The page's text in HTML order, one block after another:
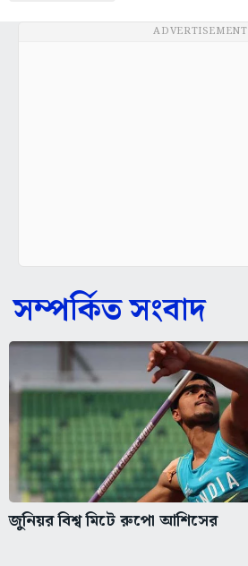
ADVERTISEMENT
সম্পর্কিত সংবাদ
জুনিয়র বিশ্ব মিটে রুপো আশিসের